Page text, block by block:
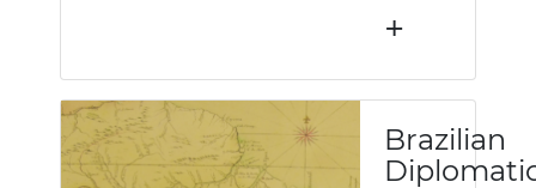
+
Brazilian